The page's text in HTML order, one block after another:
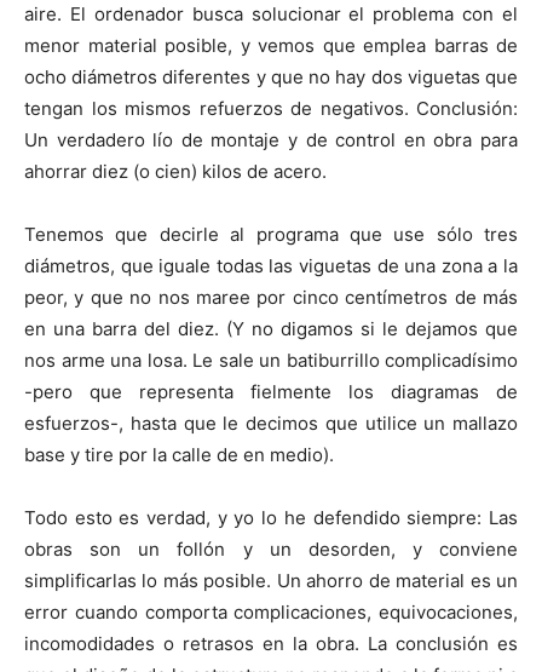
aire. El ordenador busca solucionar el problema con el
menor material posible, y vemos que emplea barras de
ocho diámetros diferentes y que no hay dos viguetas que
tengan los mismos refuerzos de negativos. Conclusión:
Un verdadero lío de montaje y de control en obra para
ahorrar diez (o cien) kilos de acero.
Tenemos que decirle al programa que use sólo tres
diámetros, que iguale todas las viguetas de una zona a la
peor, y que no nos maree por cinco centímetros de más
en una barra del diez. (Y no digamos si le dejamos que
nos arme una losa. Le sale un batiburrillo complicadísimo
-pero que representa fielmente los diagramas de
esfuerzos-, hasta que le decimos que utilice un mallazo
base y tire por la calle de en medio).
Todo esto es verdad, y yo lo he defendido siempre: Las
obras son un follón y un desorden, y conviene
simplificarlas lo más posible. Un ahorro de material es un
error cuando comporta complicaciones, equivocaciones,
incomodidades o retrasos en la obra. La conclusión es